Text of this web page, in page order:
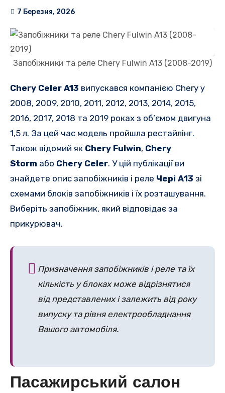
7 Березня, 2026
Запобіжники та реле Chery Fulwin A13 (2008-2019)
Chery Celer A13 випускався компанією Chery у
2008, 2009, 2010, 2011, 2012, 2013, 2014, 2015,
2016, 2017, 2018 та 2019 роках з об’ємом двигуна
1,5 л. За цей час модель пройшла рестайлінг.
Також відомий як Chery Fulwin, Chery
Storm або Chery Celer. У цій публікації ви
знайдете опис запобіжників і реле Чері А13 зі
схемами блоків запобіжників і їх розташування.
Виберіть запобіжник, який відповідає за
прикурювач.
Призначення запобіжників і реле та їх
кількість у блоках може відрізнятися
від представлених і залежить від року
випуску та рівня електрообладнання
Вашого автомобіля.
Пасажирський салон